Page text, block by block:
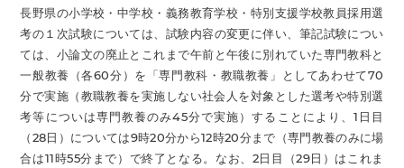
長野県の小学校・中学校・義務教育学校・特別支援学校教員採用選
考の１次試験については、試験内容の変更に伴い、筆記試験につい
ては、小論文の廃止とこれまで午前と午後に別れていた専門教科と
一般教養（各60分）を「専門教科・教職教養」としてあわせて70
分で実施（教職教養を実施しない社会人を対象とした選考や特別選
考等についは専門教養のみ45分で実施）することにより、1日目
（28日）については9時20分から12時20分まで（専門教養のみに場
合は11時55分まで）で終了となる。なお、2日目（29日）はこれま